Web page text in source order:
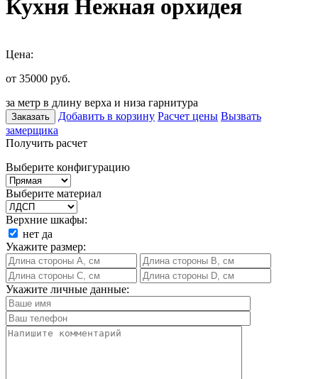
Кухня Нежная орхидея
Цена:
от 35000 руб.
за метр в длину верха и низа гарнитура
Заказать Добавить в корзину Расчет цены Вызвать
замерщика
Получить расчет
Выберите конфигурацию
Выберите материал
Верхние шкафы:
нет да
Укажите размер:
Укажите личные данные: